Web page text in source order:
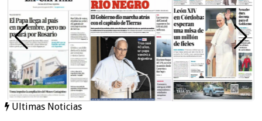
Ultimas Noticias